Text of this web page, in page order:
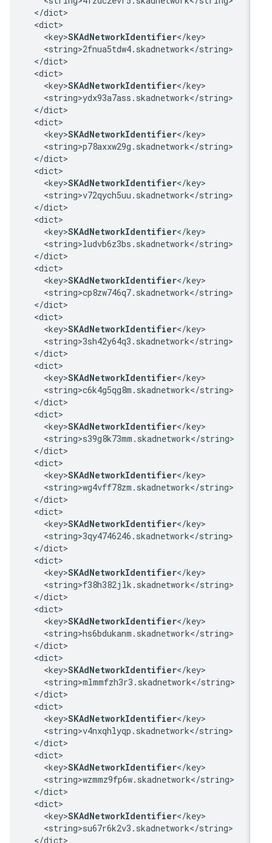
  </dict>
  <dict>
    <key>
SKAdNetworkIdentifier</key>
    <string>2fnua5tdw4.skadnetwork</string>
  </dict>
  <dict>
    <key>
SKAdNetworkIdentifier</key>
    <string>ydx93a7ass.skadnetwork</string>
  </dict>
  <dict>
    <key>
SKAdNetworkIdentifier</key>
    <string>p78axxw29g.skadnetwork</string>
  </dict>
  <dict>
    <key>
SKAdNetworkIdentifier</key>
    <string>v72qych5uu.skadnetwork</string>
  </dict>
  <dict>
    <key>
SKAdNetworkIdentifier</key>
    <string>ludvb6z3bs.skadnetwork</string>
  </dict>
  <dict>
    <key>
SKAdNetworkIdentifier</key>
    <string>cp8zw746q7.skadnetwork</string>
  </dict>
  <dict>
    <key>
SKAdNetworkIdentifier</key>
    <string>3sh42y64q3.skadnetwork</string>
  </dict>
  <dict>
    <key>
SKAdNetworkIdentifier</key>
    <string>c6k4g5qg8m.skadnetwork</string>
  </dict>
  <dict>
    <key>
SKAdNetworkIdentifier</key>
    <string>s39g8k73mm.skadnetwork</string>
  </dict>
  <dict>
    <key>
SKAdNetworkIdentifier</key>
    <string>wg4vff78zm.skadnetwork</string>
  </dict>
  <dict>
    <key>
SKAdNetworkIdentifier</key>
    <string>3qy4746246.skadnetwork</string>
  </dict>
  <dict>
    <key>
SKAdNetworkIdentifier</key>
    <string>f38h382jlk.skadnetwork</string>
  </dict>
  <dict>
    <key>
SKAdNetworkIdentifier</key>
    <string>hs6bdukanm.skadnetwork</string>
  </dict>
  <dict>
    <key>
SKAdNetworkIdentifier</key>
    <string>mlmmfzh3r3.skadnetwork</string>
  </dict>
  <dict>
    <key>
SKAdNetworkIdentifier</key>
    <string>v4nxqhlyqp.skadnetwork</string>
  </dict>
  <dict>
    <key>
SKAdNetworkIdentifier</key>
    <string>wzmmz9fp6w.skadnetwork</string>
  </dict>
  <dict>
    <key>
SKAdNetworkIdentifier</key>
    <string>su67r6k2v3.skadnetwork</string>
  </dict>